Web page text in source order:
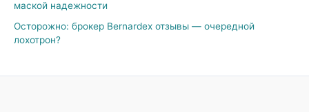
маской надежности
Осторожно: брокер Bernardex отзывы — очередной
лохотрон?